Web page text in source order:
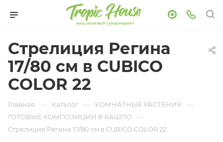
Стрелиция Регина
17/80 см в CUBICO
COLOR 22
Главная — Каталог — КОМНАТНЫЕ РАСТЕНИЯ —
ГОТОВЫЕ КОМПОЗИЦИИ В КАШПО —
Стрелиция Регина 17/80 см в CUBICO COLOR 22